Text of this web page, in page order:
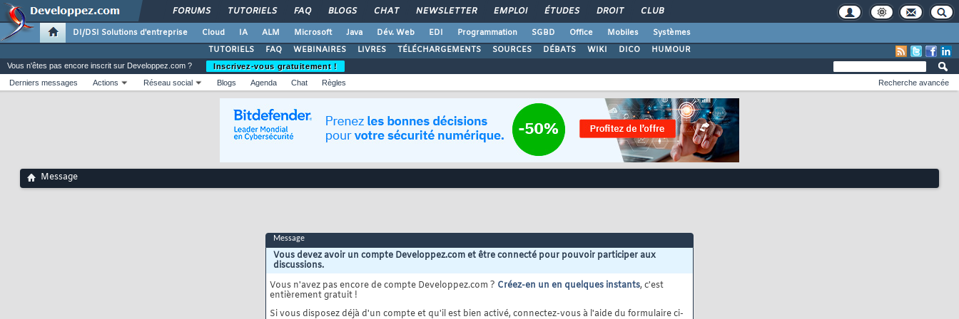
FORUMS TUTORIELS FAQ BLOGS CHAT NEWSLETTER EMPLOI ÉTUDES DROIT CLUB
DI/DSI Solutions d'entreprise Cloud IA ALM Microsoft Java Dév. Web EDI Programmation SGBD Office Mobiles
Systèmes
TUTORIELS
FAQ WEBINAIRES LIVRES TÉLÉCHARGEMENTS SOURCES DÉBATS WIKI DICO HUMOUR
Vous n'êtes pas encore inscrit sur Developpez.com ?
Inscrivez-vous gratuitement !
Derniers messages
Actions Réseau social Blogs Agenda Chat Règles Recherche avancée
Message
Message
Vous devez avoir un compte Developpez.com et être connecté pour pouvoir participer aux
discussions.
Vous n'avez pas encore de compte Developpez.com ? Créez-en un en quelques instants, c'est
entièrement gratuit !
Si vous disposez déjà d'un compte et qu'il est bien activé, connectez-vous à l'aide du formulaire ci-